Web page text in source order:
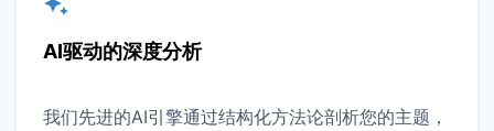
AI驱动的深度分析
我们先进的AI引擎通过结构化方法论剖析您的主题，